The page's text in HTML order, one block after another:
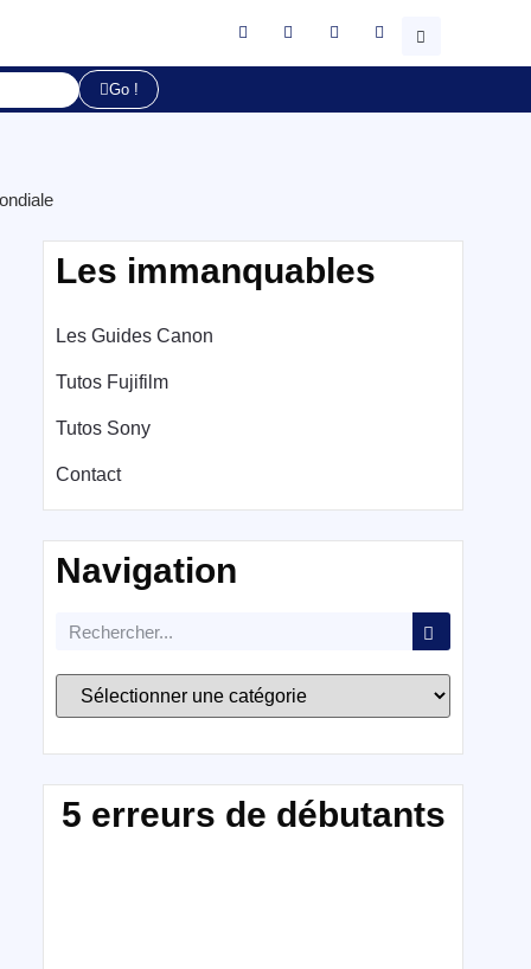
Go !
Les immanquables
Les Guides Canon
Tutos Fujifilm
Tutos Sony
Contact
Navigation
5 erreurs de débutants